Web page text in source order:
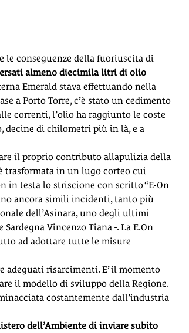
le conseguenze della fuoriuscita di
almeno diecimila litri di olio
Emerald stava effettuando nella
a Porto Torre, c’è stato un cedimento
correnti, l’olio ha raggiunto le coste
decine di chilometri più in là, e a
il proprio contributo allapulizia della
trasformata in un lugo corteo cui
in testa lo striscione con scritto “E-On
ancora simili incidenti, tanto più
dell’Asinara, uno degli ultimi
Vincenzo Tiana -. La E.On
ad adottare tutte le misure
risarcimenti. E’ il momento
il modello di sviluppo della Regione.
costantemente dall’industria
dell’Ambiente di inviare subito